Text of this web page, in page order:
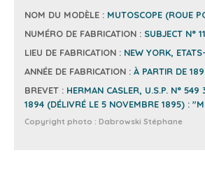
NOM DU MODÈLE : MUTOSCOPE (ROUE
NUMÉRO DE FABRICATION : SUBJECT N°
LIEU DE FABRICATION : NEW YORK,
ANNÉE DE FABRICATION : À PARTIR DE
BREVET : HERMAN CASLER, U.S.P. N°
1894 (DÉLIVRÉ LE 5 NOVEMBRE 1895) :
Copyright photo : Dabrowski Stéphane